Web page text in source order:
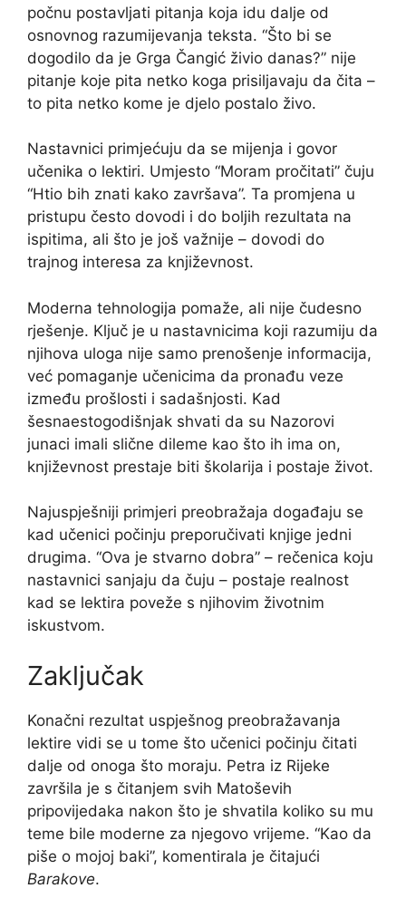
počnu postavljati pitanja koja idu dalje od
osnovnog razumijevanja teksta. “Što bi se
dogodilo da je Grga Čangić živio danas?” nije
pitanje koje pita netko koga prisiljavaju da čita –
to pita netko kome je djelo postalo živo.
Nastavnici primjećuju da se mijenja i govor
učenika o lektiri. Umjesto “Moram pročitati” čuju
“Htio bih znati kako završava”. Ta promjena u
pristupu često dovodi i do boljih rezultata na
ispitima, ali što je još važnije – dovodi do
trajnog interesa za književnost.
Moderna tehnologija pomaže, ali nije čudesno
rješenje. Ključ je u nastavnicima koji razumiju da
njihova uloga nije samo prenošenje informacija,
već pomaganje učenicima da pronađu veze
između prošlosti i sadašnjosti. Kad
šesnaestogodišnjak shvati da su Nazorovi
junaci imali slične dileme kao što ih ima on,
književnost prestaje biti školarija i postaje život.
Najuspješniji primjeri preobražaja događaju se
kad učenici počinju preporučivati knjige jedni
drugima. “Ova je stvarno dobra” – rečenica koju
nastavnici sanjaju da čuju – postaje realnost
kad se lektira poveže s njihovim životnim
iskustvom.
Zaključak
Konačni rezultat uspješnog preobražavanja
lektire vidi se u tome što učenici počinju čitati
dalje od onoga što moraju. Petra iz Rijeke
završila je s čitanjem svih Matoševih
pripovijedaka nakon što je shvatila koliko su mu
teme bile moderne za njegovo vrijeme. “Kao da
piše o mojoj baki”, komentirala je čitajući
Barakove.